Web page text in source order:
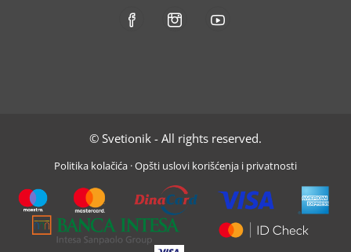
© Svetionik - All rights reserved.
Politika kolačića ·Opšti uslovi korišćenja i privatnosti